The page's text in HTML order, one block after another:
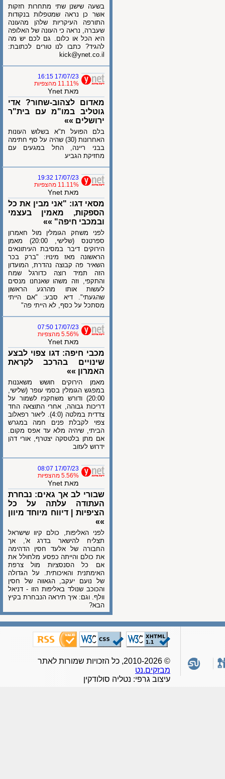
בשעה שישנן שתי מתחרות חזקות
אשר כן נראה שמטפלות בנקודות
התורפה העיקריות שלהן מהעונה
שעברה, נראה כי העונה של האלופה
היא הכל או כלום. גם לכם יש מה
להגיד? כתבו לנו טורים לכתובת:
kick@ynet.co.il
17/07/23 16:15
11.11% מהצפיות
מאת Ynet
מאדום לצהוב-שחור? אדי
גוטליב במו"מ עם בית"ר
ירושלים »»
בלם הפועל ת"א בשלוש העונות
האחרונות (30) שהיה על סף חתימה
בבני ריינה, החל במגעים עם
מחזיקת הגביע
17/07/23 19:32
11.11% מהצפיות
מאת Ynet
מסאי דגו: "אני מבין את כל
הספקות, מאמין בעצמי
ובמכבי חיפה" »»
לפני משחק הגומלין מול חאמרון
ספרטנס (שלישי, 20:00) מאמן
הירוקים דיבר במסיבת העיתונאים
הראשונה מאז מינויו: "ברק בכר
השאיר פה קבוצה נהדרת, המועדון
הזה תמיד רוצה כדורגל שמח
והתקפי, וזה משהו שאנחנו מנסים
לעשות אותו מהרגע הראשון
שהגעתי". דיא סבע: "אם הייתי
מסתכל על כסף, לא הייתי פה"
17/07/23 07:50
5.56% מהצפיות
מאת Ynet
מכבי חיפה: דגו צפוי לבצע
שינויים בהרכב לקראת
האמרון »»
מאמן הירוקים חושש משאננות
במפגש הגומלין בסמי עופר (שלישי,
20:00) ודורש משחקניו לשמור על
דריכות גבוהה, אחרי התוצאה החד
צדדית במלטה (4:0). ליאור רפאלוב
צפוי לקבלת פנים חמה במגרש
הביתי, שיהיה מלא עד אפס מקום.
אם מתן בלטסקה יצטרף, אורי דהן
ידרוש לעזוב
17/07/23 08:07
5.56% מהצפיות
מאת Ynet
שבורי לב אך גאים: נבחרת
העתודה עלתה על כל
הציפיות | דיווח מיוחד מיוון
לפני האליפות, כולם קיוו שישראל
תצליח להישאר בדרג א', אך
החבורה של אלעד חסין הדהימה
את כולם והייתה כפסע מלחולל את
אם כל הסנסציות מול צרפת
האימתנית והאיכותית. על הגדולה
של נועם יעקב, הגאווה של חסין
והכוכב שנולד באליפות הזו - דניאל
וולף. וגם: איך תיראה הנבחרת בקיץ
הבא?
מבזקים.נט
עיצוב גרפי: נטליה סולודקין